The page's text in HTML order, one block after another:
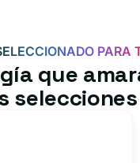
PARA
que